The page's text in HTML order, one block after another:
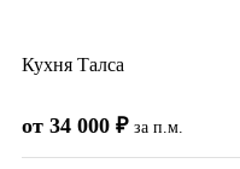
Кухня Талса
от 34 000 ₽ за п.м.